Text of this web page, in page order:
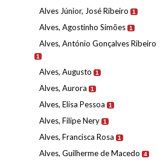
Alves Júnior, José Ribeiro 1
Alves, Agostinho Simões 1
Alves, António Gonçalves Ribeiro
1
Alves, Augusto 1
Alves, Aurora 1
Alves, Elisa Pessoa 1
Alves, Filipe Nery 1
Alves, Francisca Rosa 1
Alves, Guilherme de Macedo 4